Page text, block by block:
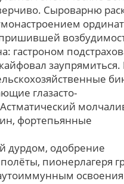
Сыроварню
пришившей
гастроном
заупрямиться.
глазасто-
фортепьянные
дурдом, одобрение
пионерлагеря